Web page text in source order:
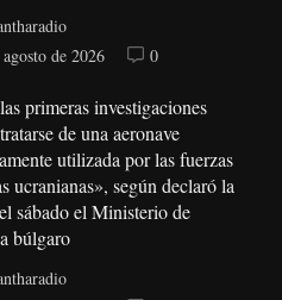
de 2026
0
primeras investigaciones
de una aeronave
utilizada por las fuerzas
ucranianas», según declaró la
sábado el Ministerio de
búlgaro